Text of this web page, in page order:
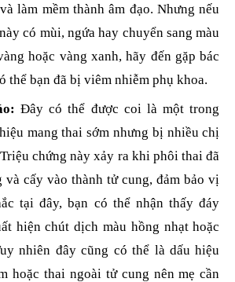
làm mềm thành âm đạo. Nhưng nếu
có mùi, ngứa hay chuyển sang màu
hoặc vàng xanh, hãy đến gặp bác
thể bạn đã bị viêm nhiễm phụ khoa.
Đây có thể được coi là một trong
mang thai sớm nhưng bị nhiều chị
chứng này xảy ra khi phôi thai đã
và cấy vào thành tử cung, đảm bảo vị
tại đây, bạn có thể nhận thấy đáy
hiện chút dịch màu hồng nhạt hoặc
nhiên đây cũng có thể là dấu hiệu
hoặc thai ngoài tử cung nên mẹ cần